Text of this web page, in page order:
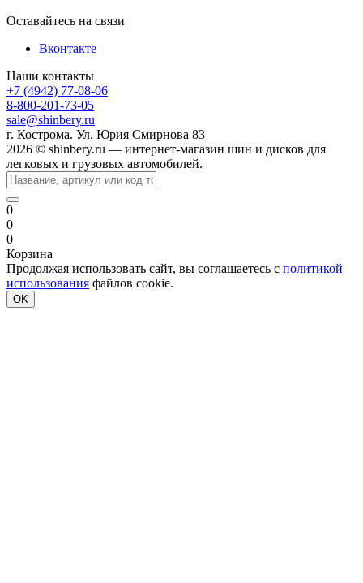
Оставайтесь на связи
Вконтакте
Наши контакты
+7 (4942) 77-08-06
8-800-201-73-05
sale@shinbery.ru
г. Кострома. Ул. Юрия Смирнова 83
2026 © shinbery.ru — интернет-магазин шин и дисков для
легковых и грузовых автомобилей.
0
0
0
Корзина
Продолжая использовать сайт, вы соглашаетесь с политикой
использования файлов cookie.
OK